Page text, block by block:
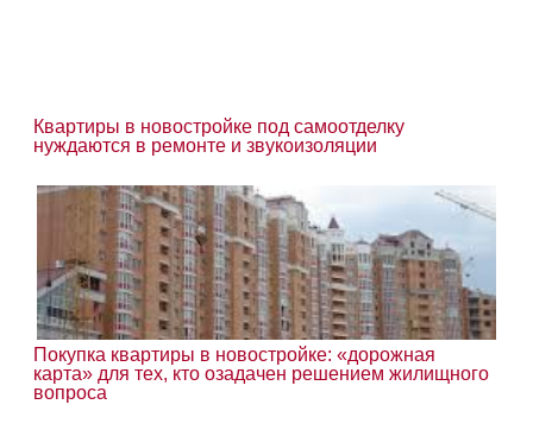
Квартиры в новостройке под самоотделку
нуждаются в ремонте и звукоизоляции
Покупка квартиры в новостройке: «дорожная
карта» для тех, кто озадачен решением жилищного
вопроса